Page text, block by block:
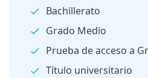
Bachillerato
Grado Medio
Prueba de acceso a
Título universitario